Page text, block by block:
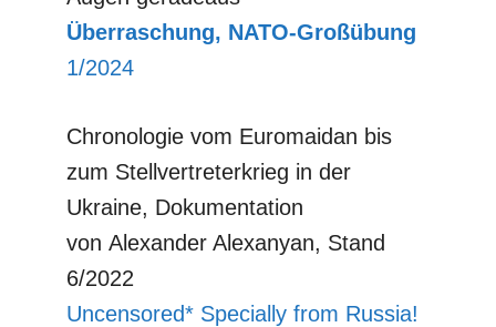
Überraschung, NATO-Großübung
1/2024
Chronologie vom Euromaidan bis
zum Stellvertreterkrieg in der
Ukraine, Dokumentation
von Alexander Alexanyan, Stand
6/2022
Uncensored* Specially from Russia!